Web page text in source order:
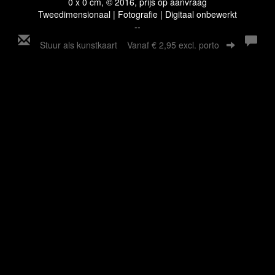
Tweedimensionaal | Fotografie | Digitaal onbewerkt
--
Stuur als kunstkaart Vanaf € 2,95 excl. porto